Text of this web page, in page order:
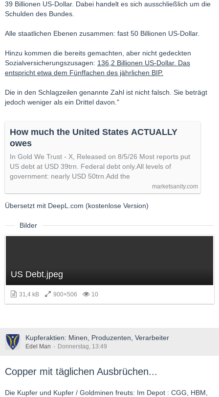
39 Billionen US-Dollar. Dabei handelt es sich ausschließlich um die
Schulden des Bundes.
Alle staatlichen Ebenen zusammen: fast 50 Billionen US-Dollar.
Hinzu kommen die bereits gemachten, aber nicht gedeckten
Sozialversicherungszusagen: 136,2 Billionen US-Dollar. Das
entspricht etwa dem Fünffachen des jährlichen BIP.
Die in den Schlagzeilen genannte Zahl ist nicht falsch. Sie beträgt
jedoch weniger als ein Drittel davon."
How much the United States ACTUALLY
owes
In Gold We Trust - X, Released on 8/5/26 Most reports put
US debt at USD 39trn. Federal debt only.All levels of
government: nearly USD 50trn.Add the
marketsanity.com
Übersetzt mit DeepL.com (kostenlose Version)
Bilder
US Debt.jpeg
31,4 kB 900×506 10
Kupferaktien: Minen, Produzenten, Verarbeiter
Edel Man Donnerstag, 13:49
Copper mit täglichen Ausbrüchen...
Die Kupfer und Kupfer / Goldminen freuts: Im Depot : CGG, HBM,